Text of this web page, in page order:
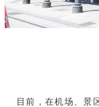
目前，在机场、景